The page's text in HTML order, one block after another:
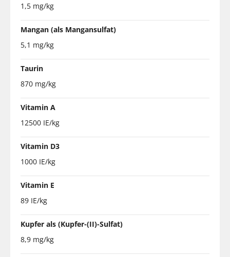
1,5 mg/kg
Mangan (als Mangansulfat)
5,1 mg/kg
Taurin
870 mg/kg
Vitamin A
12500 IE/kg
Vitamin D3
1000 IE/kg
Vitamin E
89 IE/kg
Kupfer als (Kupfer-(II)-Sulfat)
8,9 mg/kg